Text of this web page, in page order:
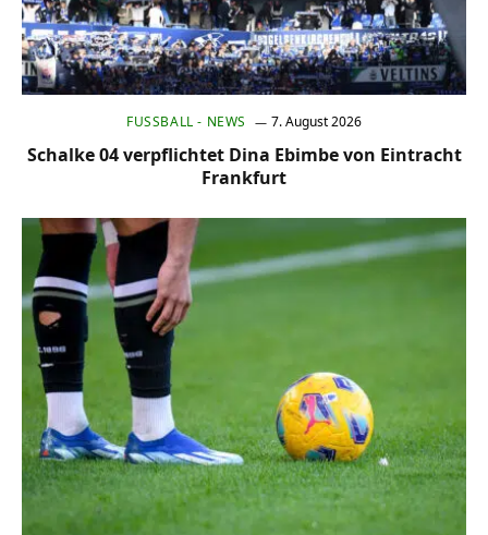
FUSSBALL - NEWS 7. August 2026
Schalke 04 verpflichtet Dina Ebimbe von Eintracht
Frankfurt